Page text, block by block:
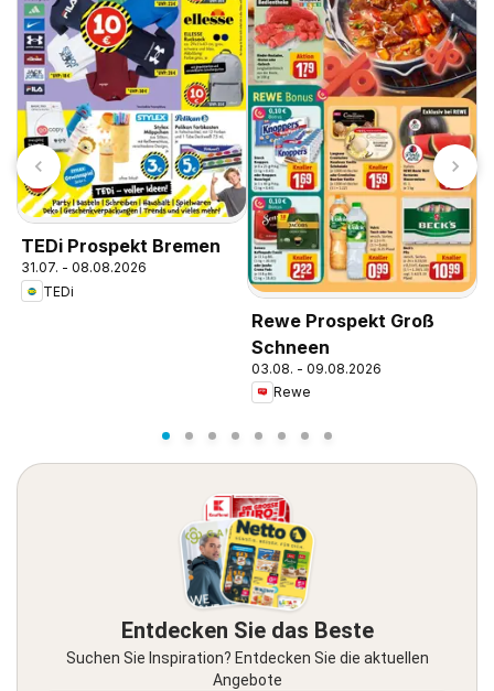
TEDi Prospekt Bremen
31.07. - 08.08.2026
TEDi
Rewe Prospekt Groß
Schneen
03.08. - 09.08.2026
Rewe
Entdecken Sie das Beste
Suchen Sie Inspiration? Entdecken Sie die aktuellen
Angebote